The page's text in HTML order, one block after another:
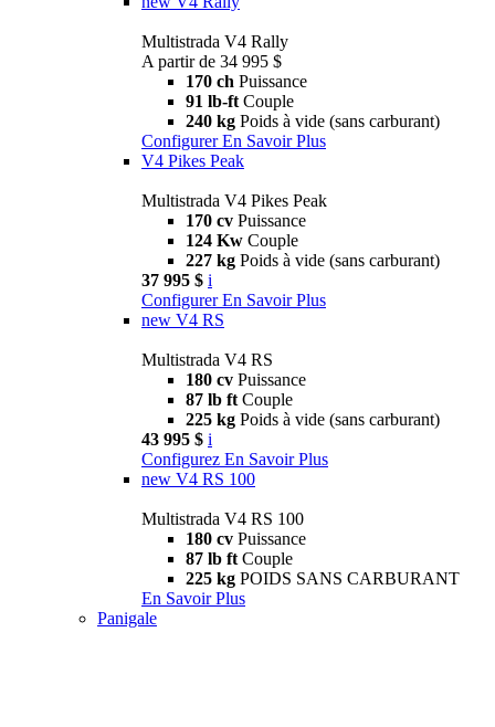
Multistrada V4 Rally
A partir de 34 995 $
170 ch Puissance
91 lb-ft Couple
240 kg Poids à vide (sans carburant)
Configurer En Savoir Plus
V4 Pikes Peak
Multistrada V4 Pikes Peak
170 cv Puissance
124 Kw Couple
227 kg Poids à vide (sans carburant)
37 995 $ i
Configurer En Savoir Plus
new V4 RS
Multistrada V4 RS
180 cv Puissance
87 lb ft Couple
225 kg Poids à vide (sans carburant)
43 995 $ i
Configurez En Savoir Plus
new V4 RS 100
Multistrada V4 RS 100
180 cv Puissance
87 lb ft Couple
225 kg POIDS SANS CARBURANT
En Savoir Plus
Panigale